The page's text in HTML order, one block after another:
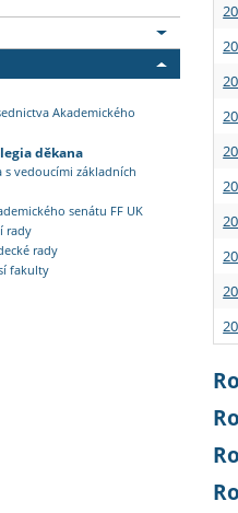
Akademického
děkana
s vedoucími základních
senátu FF UK
rady
rady
fakulty